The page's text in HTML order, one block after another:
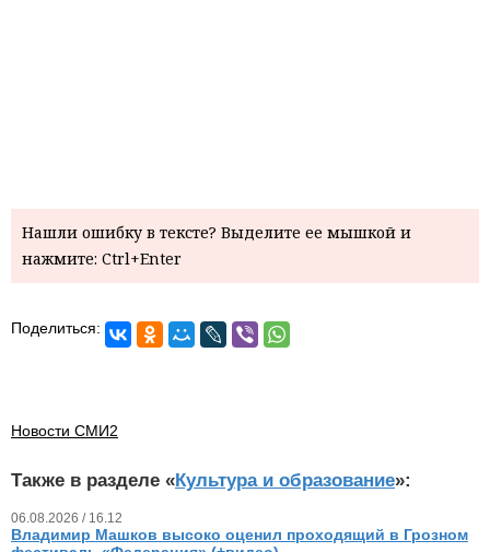
Нашли ошибку в тексте? Выделите ее мышкой и
нажмите: Ctrl+Enter
Поделиться:
Новости СМИ2
Также в разделе «Культура и образование»:
06.08.2026 / 16.12
Владимир Машков высоко оценил проходящий в Грозном